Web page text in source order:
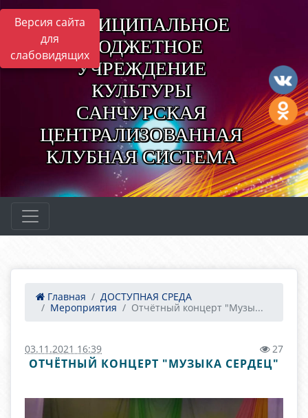
Версия сайта
для
слабовидящих
МУНИЦИПАЛЬНОЕ
БЮДЖЕТНОЕ
УЧРЕЖДЕНИЕ
КУЛЬТУРЫ
САНЧУРСКАЯ
ЦЕНТРАЛИЗОВАННАЯ
КЛУБНАЯ СИСТЕМА
Главная
ДОСТУПНАЯ СРЕДА
Мероприятия
Отчётный концерт "Музы...
03.11.2021 16:39 27
ОТЧЁТНЫЙ КОНЦЕРТ "МУЗЫКА СЕРДЕЦ"